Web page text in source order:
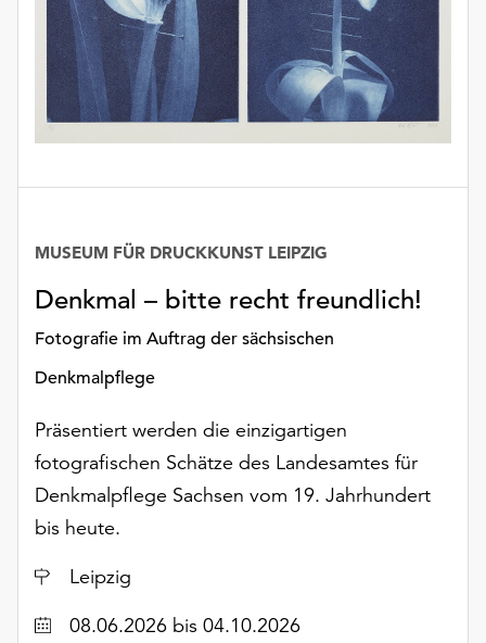
Denkmal – bitte recht freundlich!
Fotografie im Auftrag der sächsischen
Denkmalpflege
MUSEUM FÜR DRUCKKUNST LEIPZIG
Präsentiert werden die einzigartigen
fotografischen Schätze des Landesamtes für
Denkmalpflege Sachsen vom 19. Jahrhundert
bis heute.
Ort
Leipzig
Datum08.06.2026 bis 04.10.2026